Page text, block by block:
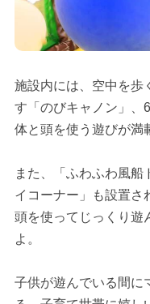
施設内には、空中を歩
す「のびキャノン」、
体と頭を使う遊びが満
また、「ふわふわ風船
イコーナー」も設置さ
頭を使ってじっくり遊
よ。
子供が遊んでいる間に